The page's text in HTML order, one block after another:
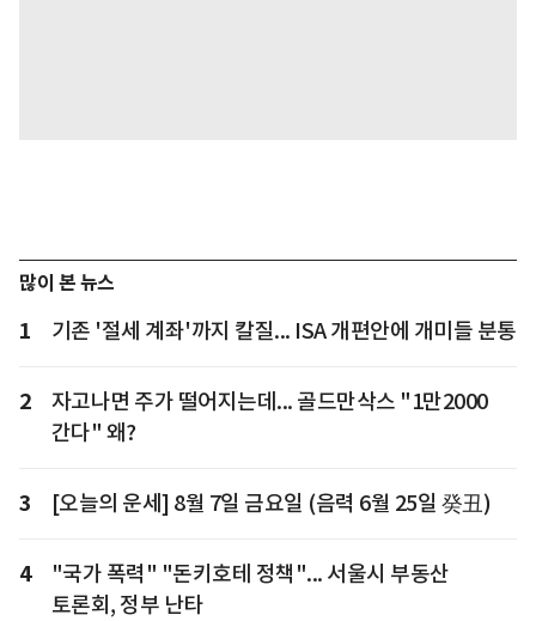
많이 본 뉴스
1 기존 '절세 계좌'까지 칼질... ISA 개편안에 개미들 분통
2
자고나면 주가 떨어지는데... 골드만삭스 "1만2000
간다" 왜?
3 [오늘의 운세] 8월 7일 금요일 (음력 6월 25일 癸丑)
4
"국가 폭력" "돈키호테 정책"... 서울시 부동산
토론회, 정부 난타